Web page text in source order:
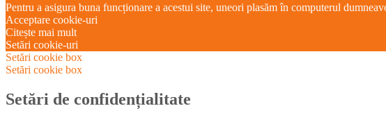
Pentru a asigura buna funcționare a acestui site, uneori plasăm în computerul
Acceptare cookie-uri
Citește mai mult
Setări cookie-uri
Setări cookie box
Setări cookie box
Setări de confidențialitate